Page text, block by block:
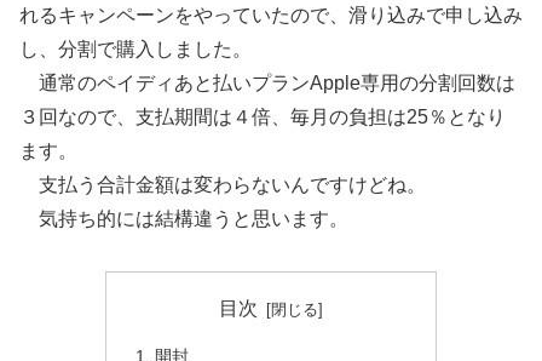
れるキャンペーンをやっていたので、滑り込みで申し込み
し、分割で購入しました。
通常のペイディあと払いプランApple専用の分割回数は
３回なので、支払期間は４倍、毎月の負担は25％となり
ます。
支払う合計金額は変わらないんですけどね。
気持ち的には結構違うと思います。
目次
開封